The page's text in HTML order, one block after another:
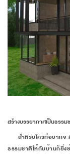
สร้างบรรยากาศเป็นธรร
สำหรับใครที่อยากจะ
ธรรมชาติให้กับบ้านก็ยิ่ง